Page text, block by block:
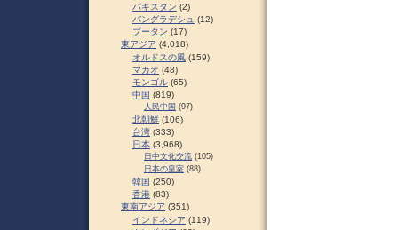
パキスタン (2)
バングラデシュ (12)
ブータン (17)
東アジア (4,018)
オルドスの風 (159)
マカオ (48)
モンゴル (65)
中国 (819)
人民中国 (97)
北朝鮮 (106)
台湾 (333)
日本 (3,968)
日中文化交流 (105)
日本の皇室 (88)
韓国 (250)
香港 (83)
東南アジア (351)
インドネシア (119)